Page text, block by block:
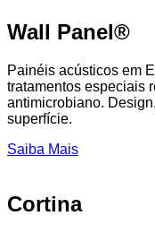
Wall Panel®
Painéis acústicos em
tratamentos especiais
antimicrobiano.
superfície.
Saiba Mais
Cortina